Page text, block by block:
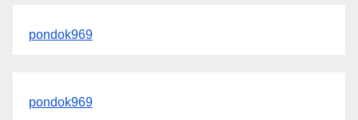
pondok969
pondok969